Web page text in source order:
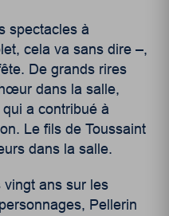
spectacles à
cela va sans dire –,
De grands rires
dans la salle,
a contribué à
Le fils de Toussaint
dans la salle.
vingt ans sur les
Pellerin